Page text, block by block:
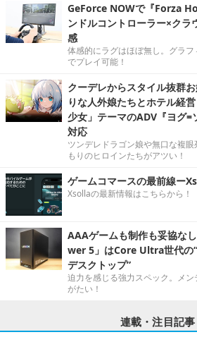
GeForce NOWで『Forza
ンドルコントローラー×クラ
感
体感的にラグはほぼ無し。グラ
でプレイ可能！
クーデレからスタイル抜群
りな人外娘たちとホテル経
少女」テーマのADV『ヨグ
対応
ツンデレドラゴン娘や無口な複
もりのヒロインたちがアツい！
ゲームコマースの最前線ー
Xsollaの最新情報はこちらから！
AAAゲームも制作も妥協な
wer 5」はCore Ultra世代の
デスクトップ”
迫力を感じる強力スペック。メ
がたい！
連載・注目記事